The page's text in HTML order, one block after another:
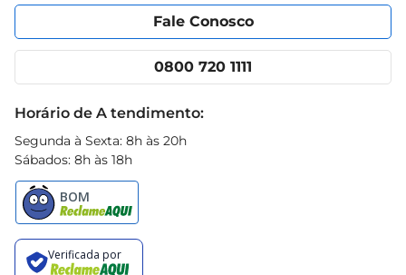
Portal do fornecedor
Cencosud Media
App Prezunic
Fale Conosco
0800 720 1111
Horário de A tendimento:
Segunda à Sexta: 8h às 20h
Sábados: 8h às 18h